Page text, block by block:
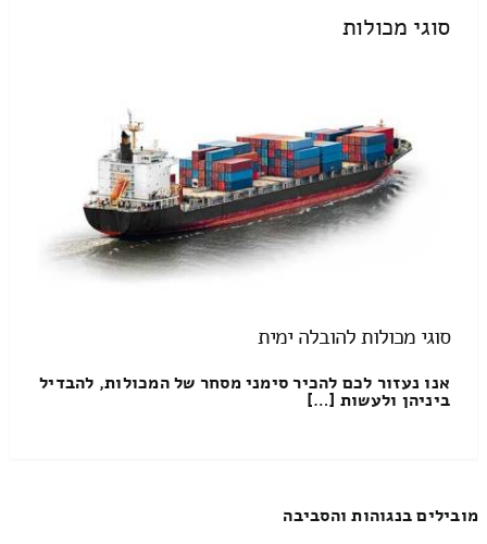
סוגי מכולות
סוגי מכולות להובלה ימית
אנו נעזור לכם להכיר סימני מסחר של המכולות, להבדיל
ביניהן ולעשות […]
מובילים בנגוהות והסביבה